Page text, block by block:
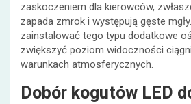
zaskoczeniem dla kierowców,
zapada zmrok i występują gęste
zainstalować tego typu dodatkowe
zwiększyć poziom widoczności
warunkach atmosferycznych.
Dobór kogutów LED